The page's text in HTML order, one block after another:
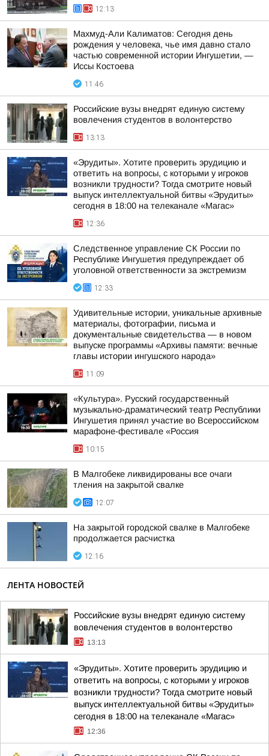
12:13
Махмуд-Али Калиматов: Сегодня день
рождения у человека, чье имя давно стало
частью современной истории Ингушетии, —
Иссы Костоева
11:46
Российские вузы внедрят единую систему
вовлечения студентов в волонтерство
13:13
«Эрудиты». Хотите проверить эрудицию и
ответить на вопросы, с которыми у игроков
возникли трудности? Тогда смотрите новый
выпуск интеллектуальной битвы «Эрудиты»
сегодня в 18:00 на телеканале «Магас»
12:36
Следственное управление СК России по
Республике Ингушетия предупреждает об
уголовной ответственности за экстремизм
12:33
Удивительные истории, уникальные архивные
материалы, фотографии, письма и
документальные свидетельства — в новом
выпуске программы «Архивы памяти: вечные
главы истории ингушского народа»
11:09
«Культура». Русский государственный
музыкально-драматический театр Республики
Ингушетия принял участие во Всероссийском
марафоне-фестивале «Россия
10:15
В Малгобеке ликвидированы все очаги
тления на закрытой свалке
12:07
На закрытой городской свалке в Малгобеке
продолжается расчистка
12:16
ЛЕНТА НОВОСТЕЙ
Российские вузы внедрят единую систему
вовлечения студентов в волонтерство
13:13
«Эрудиты». Хотите проверить эрудицию и
ответить на вопросы, с которыми у игроков
возникли трудности? Тогда смотрите новый
выпуск интеллектуальной битвы «Эрудиты»
сегодня в 18:00 на телеканале «Магас»
12:36